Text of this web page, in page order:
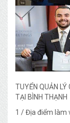
TUYỂN QUẢN
TẠI BÌNH THẠNH
1 / Địa điểm làm